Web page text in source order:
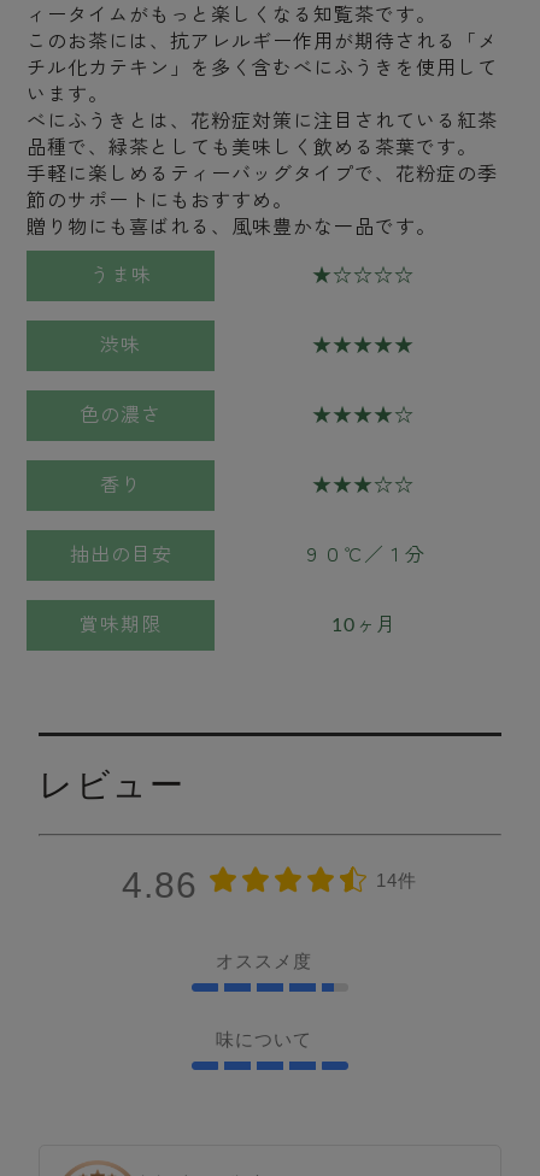
ィータイムがもっと楽しくなる知覧茶です。
このお茶には、抗アレルギー作用が期待される「メ
チル化カテキン」を多く含むべにふうきを使用して
います。
べにふうきとは、花粉症対策に注目されている紅茶
品種で、緑茶としても美味しく飲める茶葉です。
手軽に楽しめるティーバッグタイプで、花粉症の季
節のサポートにもおすすめ。
贈り物にも喜ばれる、風味豊かな一品です。
うま味 ★☆☆☆☆
渋味 ★★★★★
色の濃さ ★★★★☆
香り ★★★☆☆
抽出の目安 ９０℃／１分
賞味期限 10ヶ月
レビュー
4.86 14件
オススメ度
味について